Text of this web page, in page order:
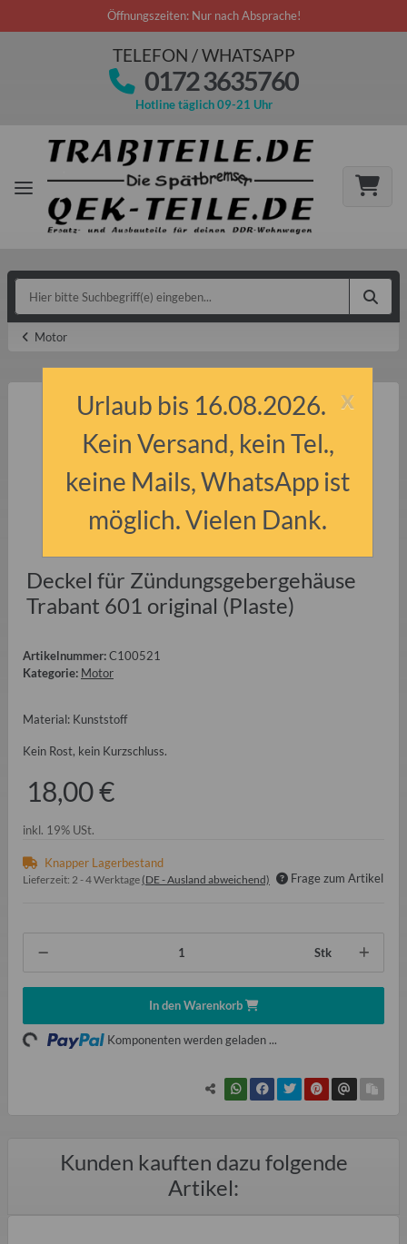
Öffnungszeiten: Nur nach Absprache!
TELEFON / WHATSAPP
0172 3635760
Hotline täglich 09-21 Uhr
Motor
Deckel für Zündungsgebergehäuse
Trabant 601 original (Plaste)
Artikelnummer:C100521
Kategorie: Motor
Material: Kunststoff
Kein Rost, kein Kurzschluss.
18,00 €
inkl. 19% USt.
Knapper Lagerbestand
Lieferzeit: 2 - 4 Werktage (DE - Ausland abweichend) Frage zum Artikel
Stk
In den Warenkorb
Komponenten werden geladen ...
Kunden kauften dazu folgende
Artikel:
x
Urlaub bis 16.08.2026.
Kein Versand, kein Tel.,
keine Mails, WhatsApp ist
möglich. Vielen Dank.